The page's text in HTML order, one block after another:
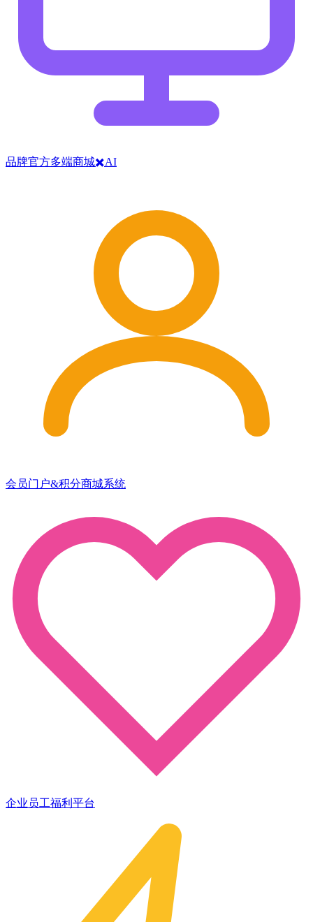
品牌官方多端商城✖️AI
会员门户&积分商城系统
企业员工福利平台